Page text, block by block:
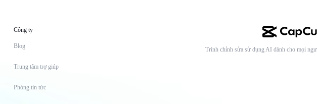
Công ty
Blog
Trung tâm trợ giúp
Phòng tin tức
Trình chỉnh sửa sử dụng AI dành cho mọi